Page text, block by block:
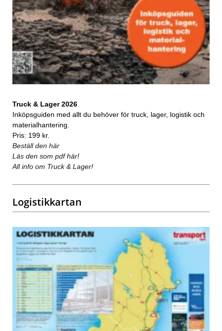
Truck & Lager 2026
Inköpsguiden med allt du behöver för truck, lager, logistik och
materialhantering.
Pris: 199 kr.
Beställ den här
Läs den som pdf här!
All info om Truck & Lager!
Logistikkartan